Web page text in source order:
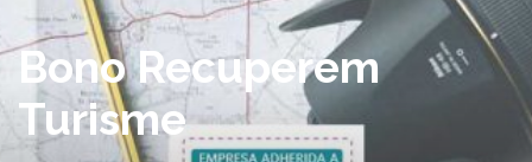
Bono Recuperem
Turisme